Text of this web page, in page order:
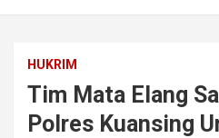
HUKRIM
Tim Mata Elang
Polres Kuansing